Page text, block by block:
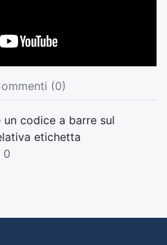
(0)
codice a barre sul
etichetta
0